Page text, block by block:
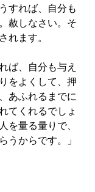
すれば、自分も
赦しなさい。そ
れます。
ば、自分も与え
をよくして、押
あふれるまでに
てくれるでしょ
を量る量りで、
うからです。」